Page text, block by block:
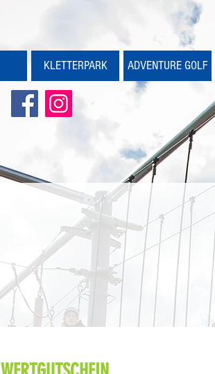
KLETTERPARK ADVENTURE GOLF